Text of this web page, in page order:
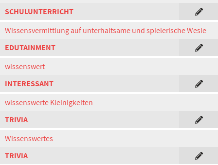
SCHULUNTERRICHT
Wissensvermittlung auf unterhaltsame und spielerische Wesie
EDUTAINMENT
wissenswert
INTERESSANT
wissenswerte Kleinigkeiten
TRIVIA
Wissenswertes
TRIVIA